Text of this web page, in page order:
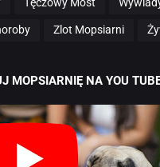
Zlot Mopsiarni
MOPSIARNIĘ NA YOU